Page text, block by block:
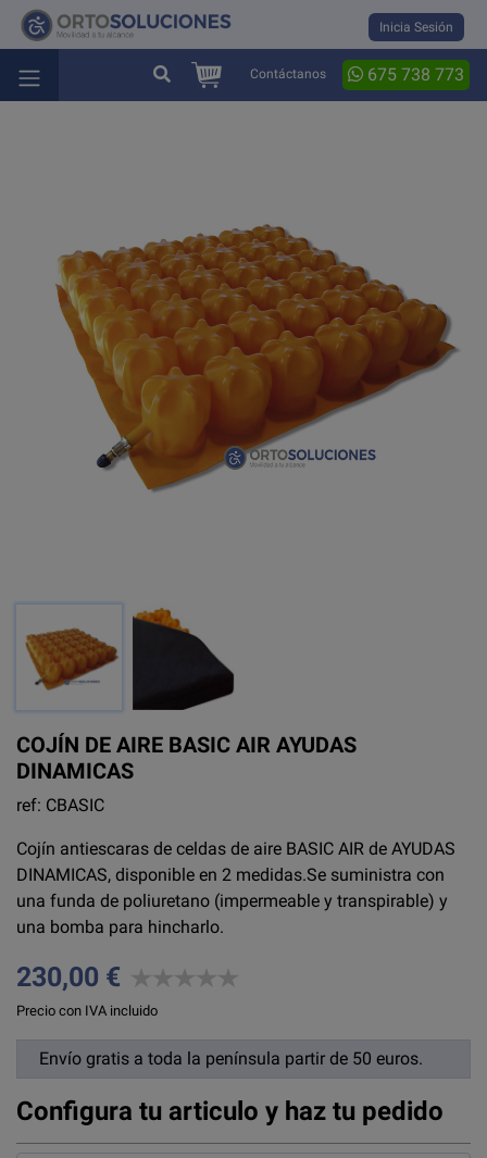
Inicia Sesión
Contáctanos 675 738 773
COJÍN DE AIRE BASIC AIR AYUDAS
DINAMICAS
ref: CBASIC
Cojín antiescaras de celdas de aire BASIC AIR de AYUDAS
DINAMICAS, disponible en 2 medidas.Se suministra con
una funda de poliuretano (impermeable y transpirable) y
una bomba para hincharlo.
230,00 €
Precio con IVA incluido
Envío gratis a toda la península partir de 50 euros.
Configura tu articulo y haz tu pedido